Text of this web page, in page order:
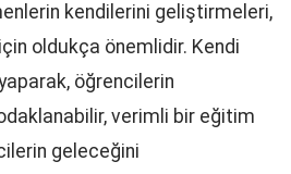
kendilerini geliştirmeleri,
oldukça önemlidir. Kendi
öğrencilerin
verimli bir eğitim
geleceğini